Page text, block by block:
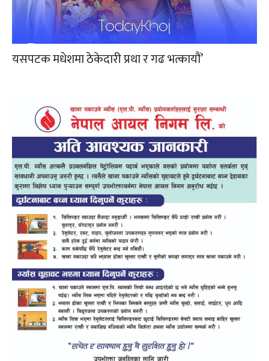
यसपटक मधेशमा ठेकेदारी प्रथा र गढ भत्कायौं’